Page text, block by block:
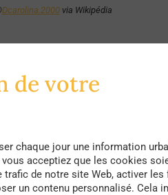
Dcarolina.2000 via Wikipédia
Maroc
Il existe aussi des taxis pour
de votre
chaque jour une information
acceptiez que les cookies
trafic de notre site Web, activer
un contenu personnalisé. Cela